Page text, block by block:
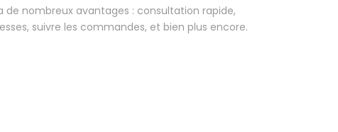
de nombreux avantages : consultation rapide,
suivre les commandes, et bien plus encore.